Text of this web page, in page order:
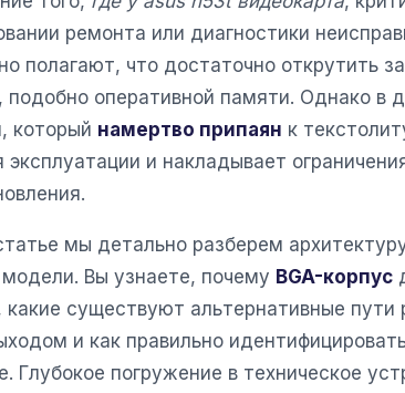
ремонта или диагностики
полагают, что достаточно открутить
подобно оперативной памяти. Однако в
который намертво припаян к
эксплуатации и накладывает
мы детально разберем
Вы узнаете, почему BGA-корпус
какие существуют альтернативные
и как правильно
Глубокое погружение в техническое